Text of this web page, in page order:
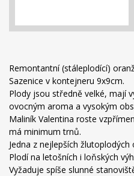
Remontantní (stáleplodící)
Sazenice v kontejneru 9x9cm.
Plody jsou středně velké, mají
ovocným aroma a vysokým
Maliník Valentina roste
má minimum trnů.
Jedna z nejlepších žlutoplodých
Plodí na letošních i loňských
Vyžaduje spíše slunné